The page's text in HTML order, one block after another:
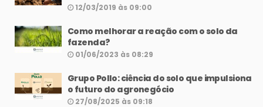
12/03/2019 às 09:00
Como melhorar a reação com o solo da
fazenda?
01/06/2023 às 08:29
Grupo Pollo: ciência do solo que impulsiona
o futuro do agronegócio
27/08/2025 às 09:18